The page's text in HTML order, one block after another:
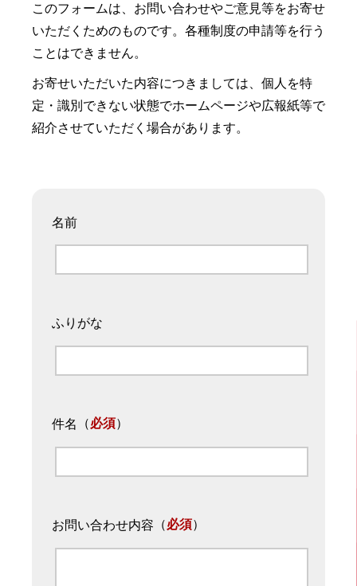
このフォームは、お問い合わせやご意見等をお寄せ
いただくためのものです。各種制度の申請等を行う
ことはできません。
お寄せいただいた内容につきましては、個人を特
定・識別できない状態でホームページや広報紙等で
紹介させていただく場合があります。
名前
ふりがな
件名 （必須）
お問い合わせ内容 （必須）